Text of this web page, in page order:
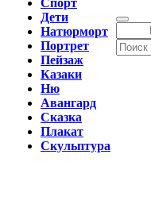
Спорт
Дети
Натюрморт
Портрет
Пейзаж
Казаки
Ню
Авангард
Сказка
Плакат
Скульптура